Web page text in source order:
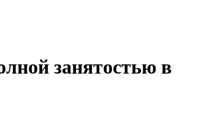
занятостью в